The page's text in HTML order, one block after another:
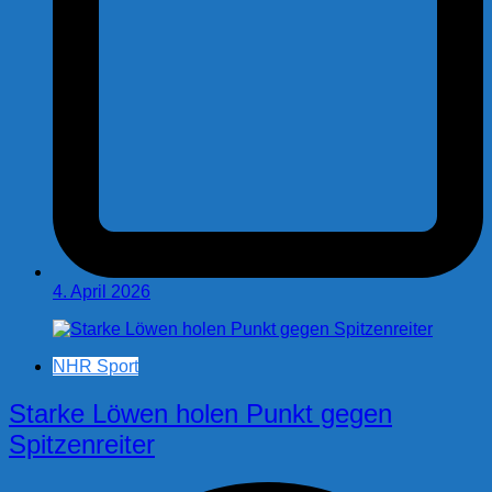
4. April 2026
NHR Sport
Starke Löwen holen Punkt gegen
Spitzenreiter